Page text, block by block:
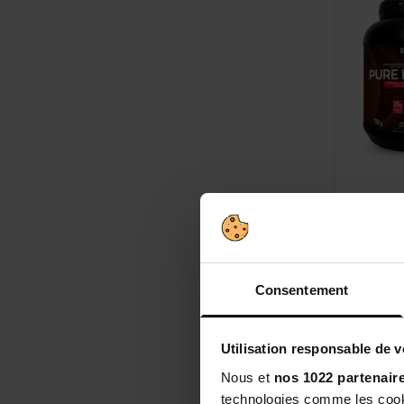
Consentement
Utilisation responsable de
Nous et nos 1022
technologies comme les